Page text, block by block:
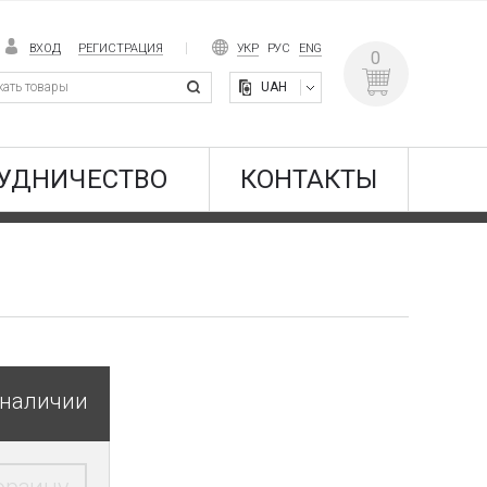
ВХОД РЕГИСТРАЦИЯ УКР РУС ENG
UAH
0
КОНТАКТЫ